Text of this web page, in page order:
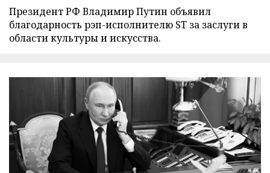
Президент РФ Владимир Путин объявил
благодарность рэп-исполнителю ST за заслуги в
области культуры и искусства.